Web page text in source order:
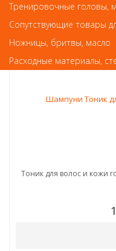
Тоник для волос и кожи
Тренировочные головы,
Сопутствующие товары
Ножницы, бритвы, масло
Расходные материалы,